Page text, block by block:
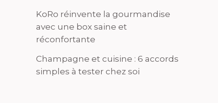
KoRo réinvente la gourmandise
avec une box saine et
réconfortante
Champagne et cuisine : 6 accords
simples à tester chez soi